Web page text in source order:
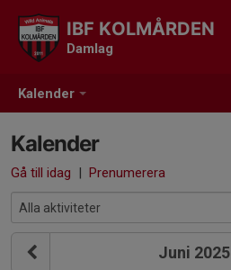
Kalender
IBF KOLMÅRDEN
Damlag
Kalender
Gå till idag | Prenumerera
Juni 2025